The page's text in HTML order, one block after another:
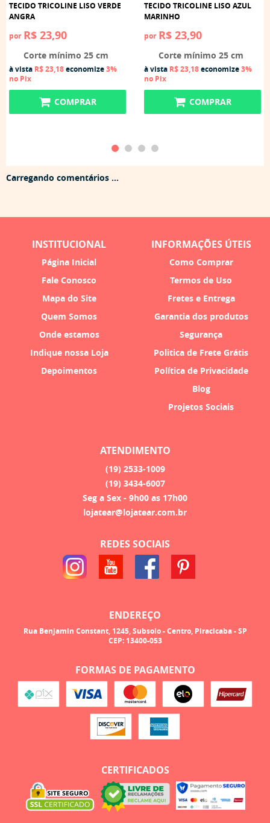
TECIDO TRICOLINE LISO VERDE
ANGRA
por R$ 23,90
Corte mínimo 25 cm
à vista R$ 23,18economize3%
no Pix
COMPRAR
TECIDO TRICOLINE LISO AZUL
MARINHO
por R$ 23,90
Corte mínimo 25 cm
à vista R$ 23,18economize3%
no Pix
COMPRAR
Carregando comentários ...
INSTITUCIONAL
Página Inicial
Fale Conosco
Mapa do Site
Quem Somos
Onde estamos
Indique nossa Loja
Depoimentos
INFORMAÇÕES ÚTEIS
Como Comprar
Termos de Uso
Fretes e Entrega
Garantia dos produtos
Segurança
Politica de Frete Grátis
Política de Privacidade
Blog
Projetos Sociais
ATENDIMENTO
(19) 2533-1009
(19) 3434-6007
Seg a Sex - 9h00 as 17h00
lojatear@lojatear.com.br
REDES SOCIAIS
ENDEREÇO
Rua Benjamin Constant, 1245, Subsolo-Centro, Piracicaba-SP
CEP: 13400-053
FORMAS DE PAGAMENTO
CERTIFICADOS